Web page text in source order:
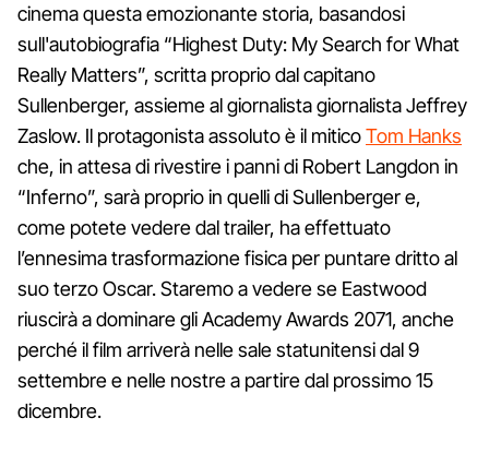
cinema questa emozionante storia, basandosi
sull'autobiografia “Highest Duty: My Search for What
Really Matters”, scritta proprio dal capitano
Sullenberger, assieme al giornalista giornalista Jeffrey
Zaslow. Il protagonista assoluto è il miticoTom Hanks
che, in attesa di rivestire i panni di Robert Langdon in
“Inferno”, sarà proprio in quelli di Sullenberger e,
come potete vedere dal trailer, ha effettuato
l’ennesima trasformazione fisica per puntare dritto al
suo terzo Oscar. Staremo a vedere se Eastwood
riuscirà a dominare gli Academy Awards 2071, anche
perché il film arriverà nelle sale statunitensi dal 9
settembre e nelle nostre a partire dal prossimo 15
dicembre.